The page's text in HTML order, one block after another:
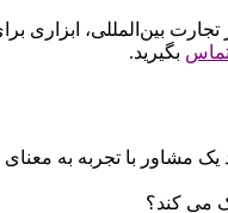
بین‌المللی، ابزاری
بگیرید.
یک مشاور با تجربه به
می کند؟